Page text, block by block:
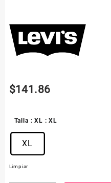
$141.86
Talla : XL : XL
XL
Limpiar